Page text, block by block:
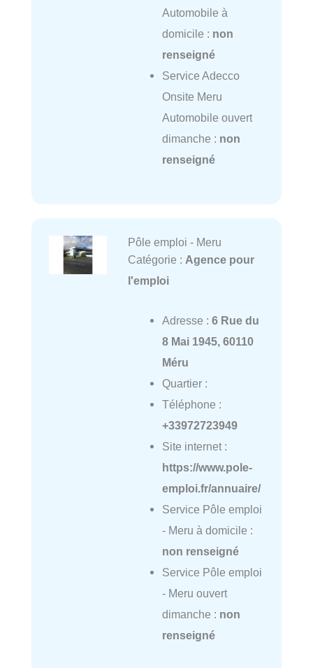
Automobile à
domicile : non
renseigné
Service Adecco
Onsite Meru
Automobile ouvert
dimanche : non
renseigné
Pôle emploi - Meru
Catégorie : Agence pour
l'emploi
Adresse : 6 Rue du
8 Mai 1945, 60110
Méru
Quartier :
Téléphone :
+33972723949
Site internet :
https://www.pole-
emploi.fr/annuaire/
Service Pôle emploi
- Meru à domicile :
non renseigné
Service Pôle emploi
- Meru ouvert
dimanche : non
renseigné